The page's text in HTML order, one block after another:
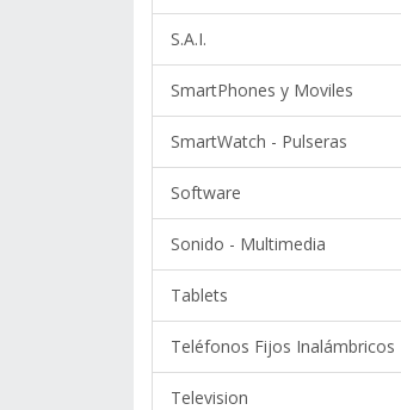
S.A.I.
SmartPhones y Moviles
SmartWatch - Pulseras
Software
Sonido - Multimedia
Tablets
Teléfonos Fijos Inalámbricos
Television